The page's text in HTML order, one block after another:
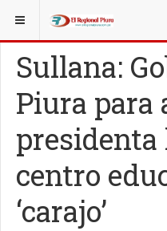
ESTÁ AQUÍ:
Sullana:
Piura para
presidenta
centro
‘carajo’